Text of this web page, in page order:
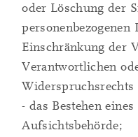
oder Löschung der
personenbezogenen
Einschränkung der
Verantwortlichen
Widerspruchsrechts
- das Bestehen
Aufsichtsbehörde;